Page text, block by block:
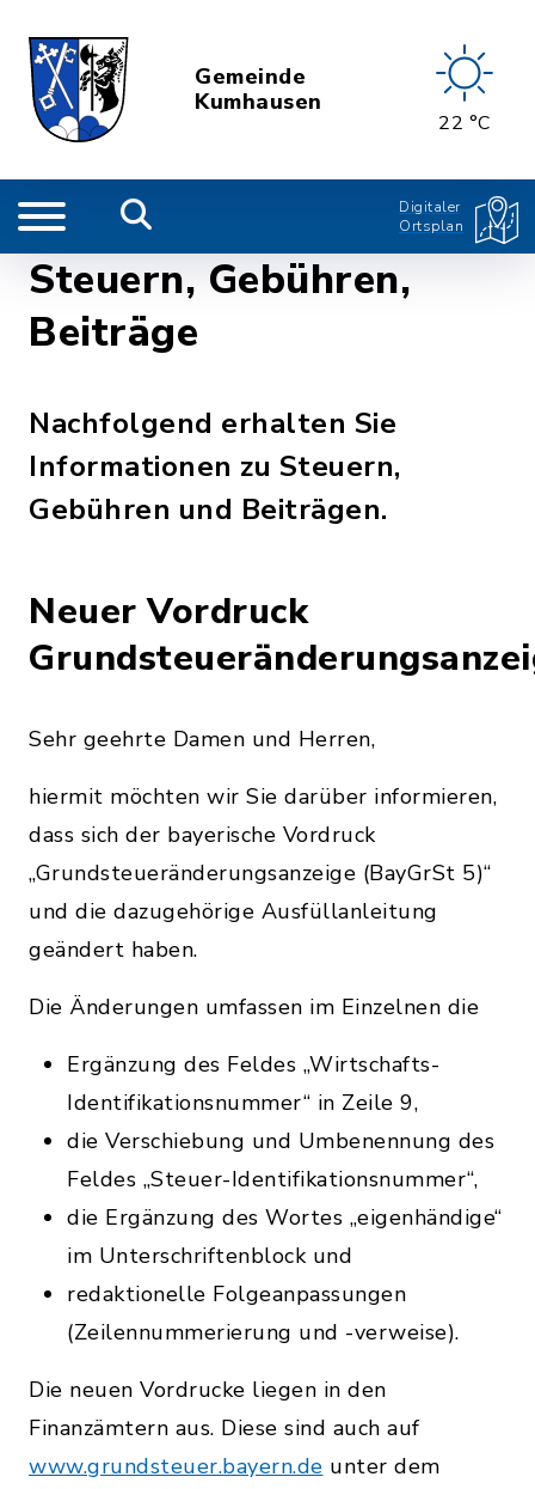
Gemeinde
Kumhausen
22 °C
Digitaler
Ortsplan
Steuern, Gebühren,
Beiträge
Nachfolgend erhalten Sie
Informationen zu Steuern,
Gebühren und Beiträgen.
Neuer Vordruck
Sehr geehrte Damen und Herren,
hiermit möchten wir Sie darüber informieren,
dass sich der bayerische Vordruck
„Grundsteueränderungsanzeige (BayGrSt 5)“
und die dazugehörige Ausfüllanleitung
geändert haben.
Die Änderungen umfassen im Einzelnen die
Ergänzung des Feldes „Wirtschafts-
Identifikationsnummer“ in Zeile 9,
die Verschiebung und Umbenennung des
Feldes „Steuer-Identifikationsnummer“,
die Ergänzung des Wortes „eigenhändige“
im Unterschriftenblock und
redaktionelle Folgeanpassungen
(Zeilennummerierung und -verweise).
Die neuen Vordrucke liegen in den
Finanzämtern aus. Diese sind auch auf
www.grundsteuer.bayern.de unter dem